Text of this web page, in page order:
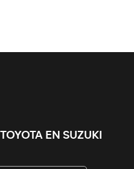
EN SUZUKI